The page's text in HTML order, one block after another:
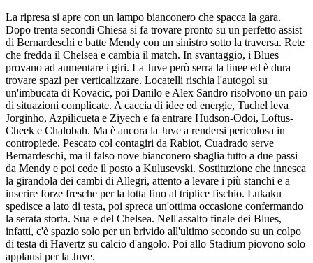
La ripresa si apre con un lampo bianconero che spacca la gara.
Dopo trenta secondi Chiesa si fa trovare pronto su un perfetto assist
di Bernardeschi e batte Mendy con un sinistro sotto la traversa. Rete
che fredda il Chelsea e cambia il match. In svantaggio, i Blues
provano ad aumentare i giri. La Juve però serra la linee ed è dura
trovare spazi per verticalizzare. Locatelli rischia l'autogol su
un'imbucata di Kovacic, poi Danilo e Alex Sandro risolvono un paio
di situazioni complicate. A caccia di idee ed energie, Tuchel leva
Jorginho, Azpilicueta e Ziyech e fa entrare Hudson-Odoi, Loftus-
Cheek e Chalobah. Ma è ancora la Juve a rendersi pericolosa in
contropiede. Pescato col contagiri da Rabiot, Cuadrado serve
Bernardeschi, ma il falso nove bianconero sbaglia tutto a due passi
da Mendy e poi cede il posto a Kulusevski. Sostituzione che innesca
la girandola dei cambi di Allegri, attento a levare i più stanchi e a
inserire forze fresche per la lotta fino al triplice fischio. Lukaku
spedisce a lato di testa, poi spreca un'ottima occasione confermando
la serata storta. Sua e del Chelsea. Nell'assalto finale dei Blues,
infatti, c'è spazio solo per un brivido all'ultimo secondo su un colpo
di testa di Havertz su calcio d'angolo. Poi allo Stadium piovono solo
applausi per la Juve.